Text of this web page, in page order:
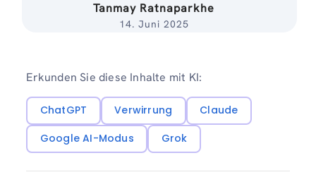
Tanmay Ratnaparkhe
14. Juni 2025
Erkunden Sie diese Inhalte mit KI:
ChatGPT Verwirrung
Claude
Google AI-Modus
Grok